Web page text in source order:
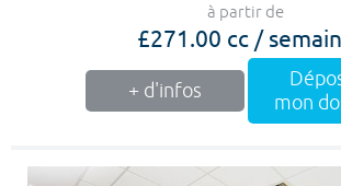
à partir de
£271.00 cc /
+ d'infos
mon